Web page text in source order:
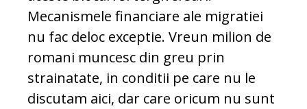
Mecanismele financiare ale migratiei
nu fac deloc exceptie. Vreun milion de
romani muncesc din greu prin
strainatate, in conditii pe care nu le
discutam aici, dar care oricum nu sunt